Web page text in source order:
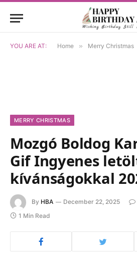
YOU ARE AT: Home » Merry Christmas
MERRY CHRISTMAS
Mozgó Boldog
Gif Ingyenes
kívánságokkal
By HBA December 22, 2025
1 Min Read